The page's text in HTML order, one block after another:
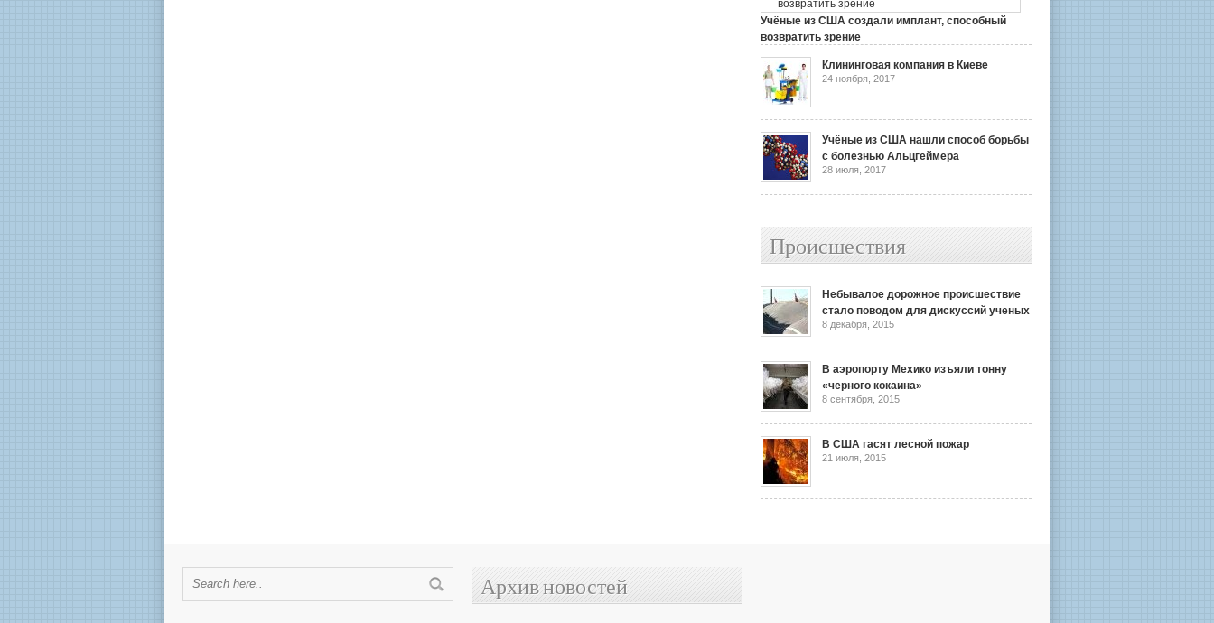
Учёные из США создали имплант, способный
возвратить зрение
Клининговая компания в Киеве
24 ноября, 2017
Учёные из США нашли способ борьбы
с болезнью Альцгеймера
28 июля, 2017
Происшествия
Небывалое дорожное происшествие
стало поводом для дискуссий ученых
8 декабря, 2015
В аэропорту Мехико изъяли тонну
«черного кокаина»
8 сентября, 2015
В США гасят лесной пожар
21 июля, 2015
Архив новостей